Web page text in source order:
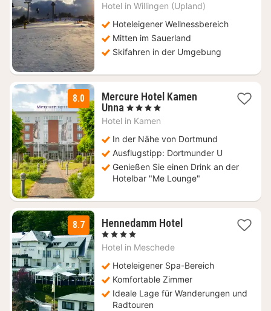
€
Hotel in Willingen (Upland)
Hoteleigener Wellnessbereich
Mitten im Sauerland
Skifahren in der Umgebung
8.0
Mercure Hotel Kamen
Unna 1
Nacht
89
€
, 4 Sterne
Hotel in Kamen
In der Nähe von Dortmund
Ausflugstipp: Dortmunder U
Genießen Sie einen Drink an der
Hotelbar "Me Lounge"
8.7 Hennedamm Hotel3
€
, 4 Sterne
Hotel in Meschede
Hoteleigener Spa-Bereich
Komfortable Zimmer
Ideale Lage für Wanderungen und
Radtouren